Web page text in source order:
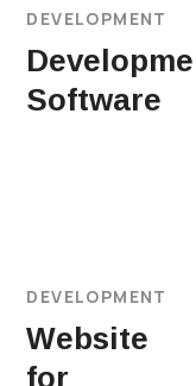
DEVELOPMENT
Software
DEVELOPMENT
Website
for